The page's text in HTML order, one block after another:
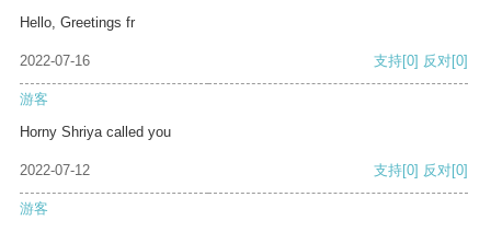
Hello, Greetings fr
2022-07-16 支持[0] 反对[0]
游客
Horny Shriya called you
2022-07-12 支持[0] 反对[0]
游客